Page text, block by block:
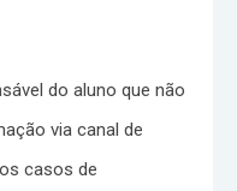
do aluno que não
via canal de
casos de